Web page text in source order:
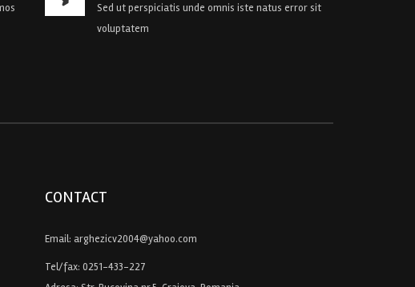
Sed ut perspiciatis unde omnis iste natus error sit
voluptatem
CONTACT
Email: arghezicv2004@yahoo.com
Tel/fax: 0251-433-227